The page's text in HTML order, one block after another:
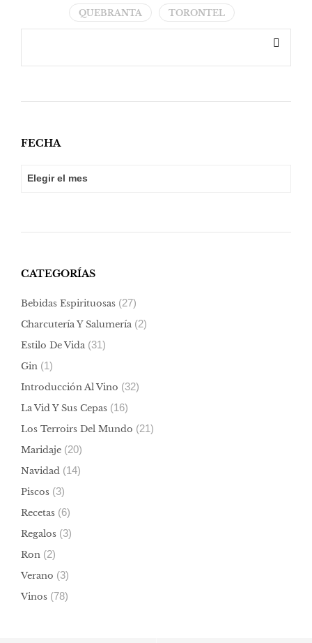
QUEBRANTA TORONTEL
FECHA
CATEGORÍAS
Bebidas Espirituosas (27)
Charcutería Y Salumería (2)
Estilo De Vida (31)
Gin (1)
Introducción Al Vino (32)
La Vid Y Sus Cepas (16)
Los Terroirs Del Mundo (21)
Maridaje (20)
Navidad (14)
Piscos (3)
Recetas (6)
Regalos (3)
Ron (2)
Verano (3)
Vinos (78)